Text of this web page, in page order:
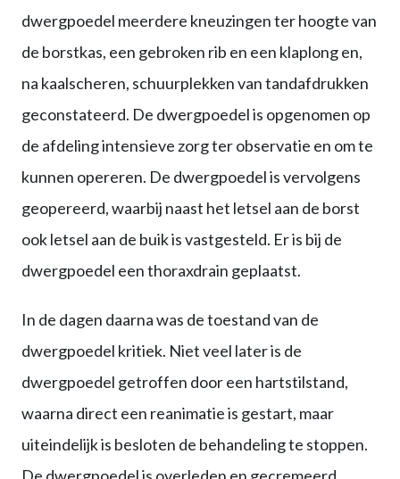
dwergpoedel meerdere kneuzingen ter hoogte van
de borstkas, een gebroken rib en een klaplong en,
na kaalscheren, schuurplekken van tandafdrukken
geconstateerd. De dwergpoedel is opgenomen op
de afdeling intensieve zorg ter observatie en om te
kunnen opereren. De dwergpoedel is vervolgens
geopereerd, waarbij naast het letsel aan de borst
ook letsel aan de buik is vastgesteld. Er is bij de
dwergpoedel een thoraxdrain geplaatst.
In de dagen daarna was de toestand van de
dwergpoedel kritiek. Niet veel later is de
dwergpoedel getroffen door een hartstilstand,
waarna direct een reanimatie is gestart, maar
uiteindelijk is besloten de behandeling te stoppen.